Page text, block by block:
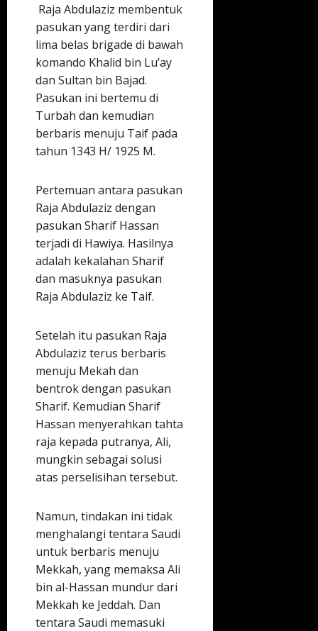
Raja Abdulaziz membentuk
pasukan yang terdiri dari
lima belas brigade di bawah
komando Khalid bin Lu’ay
dan Sultan bin Bajad.
Pasukan ini bertemu di
Turbah dan kemudian
berbaris menuju Taif pada
tahun 1343 H/ 1925 M.
Pertemuan antara pasukan
Raja Abdulaziz dengan
pasukan Sharif Hassan
terjadi di Hawiya. Hasilnya
adalah kekalahan Sharif
dan masuknya pasukan
Raja Abdulaziz ke Taif.
Setelah itu pasukan Raja
Abdulaziz terus berbaris
menuju Mekah dan
bentrok dengan pasukan
Sharif. Kemudian Sharif
Hassan menyerahkan tahta
raja kepada putranya, Ali,
mungkin sebagai solusi
atas perselisihan tersebut.
Namun, tindakan ini tidak
menghalangi tentara Saudi
untuk berbaris menuju
Mekkah, yang memaksa Ali
bin al-Hassan mundur dari
Mekkah ke Jeddah. Dan
tentara Saudi memasuki